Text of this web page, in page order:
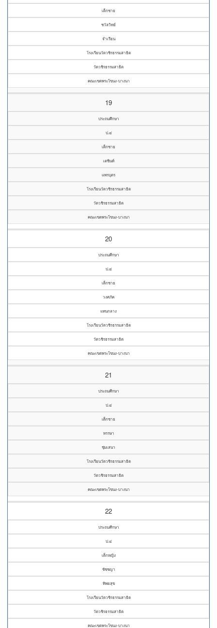
เด็กชาย
ชวัลวิทย์
จำเรียน
โรงเรียนวัดวชิรธรรมสาธิต
วัดวชิรธรรมสาธิต
คณะเขตพระโขนง-บางนา
19
ประถมศึกษา
ป.๔
เด็กชาย
เตชินท์
แพรบุตร
โรงเรียนวัดวชิรธรรมสาธิต
วัดวชิรธรรมสาธิต
คณะเขตพระโขนง-บางนา
20
ประถมศึกษา
ป.๔
เด็กชาย
วงศภัค
แทนกลาง
โรงเรียนวัดวชิรธรรมสาธิต
วัดวชิรธรรมสาธิต
คณะเขตพระโขนง-บางนา
21
ประถมศึกษา
ป.๔
เด็กชาย
หรรษา
ชุ่มเสนา
โรงเรียนวัดวชิรธรรมสาธิต
วัดวชิรธรรมสาธิต
คณะเขตพระโขนง-บางนา
22
ประถมศึกษา
ป.๔
เด็กหญิง
ชัชชญา
ทิพยสุข
โรงเรียนวัดวชิรธรรมสาธิต
วัดวชิรธรรมสาธิต
คณะเขตพระโขนง-บางนา